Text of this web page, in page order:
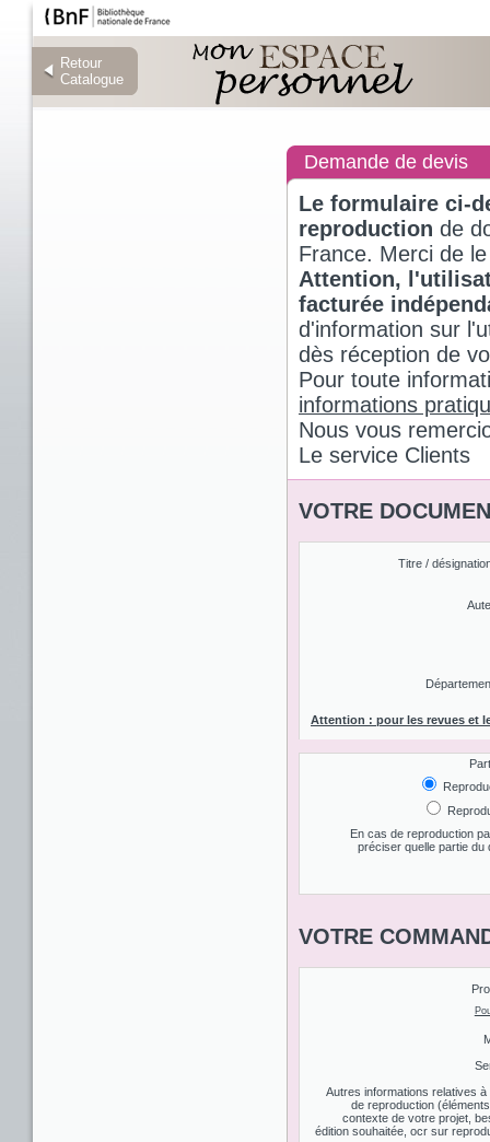
Retour
Catalogue
Retour
Catalogue
Demande de devis
Le formulaire ci-
reproduction de
France. Merci de
Attention,
facturée
d'information sur
dès réception de
Pour toute
informations
Nous vous
Le service Clients
VOTRE
Titre /
Attention : pour les revues et
En cas de reproduction
préciser quelle partie du
VOTRE
Autres informations relatives
de reproduction
contexte de votre projet,
édition souhaitée, ocr sur